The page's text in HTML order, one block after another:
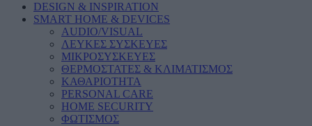
DESIGN & INSPIRATION
SMART HOME & DEVICES
AUDIO/VISUAL
ΛΕΥΚΕΣ ΣΥΣΚΕΥΕΣ
ΜΙΚΡΟΣΥΣΚΕΥΕΣ
ΘΕΡΜΟΣΤΑΤΕΣ & ΚΛΙΜΑΤΙΣΜΟΣ
ΚΑΘΑΡΙΟΤΗΤΑ
PERSONAL CARE
HOME SECURITY
ΦΩΤΙΣΜΟΣ